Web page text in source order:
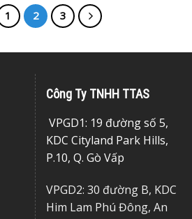
1 2 3
Công Ty TNHH TTAS
VPGD1: 19 đường số 5,
KDC Cityland Park Hills,
P.10, Q. Gò Vấp
VPGD2: 30 đường B, KDC
Him Lam Phú Đông, An